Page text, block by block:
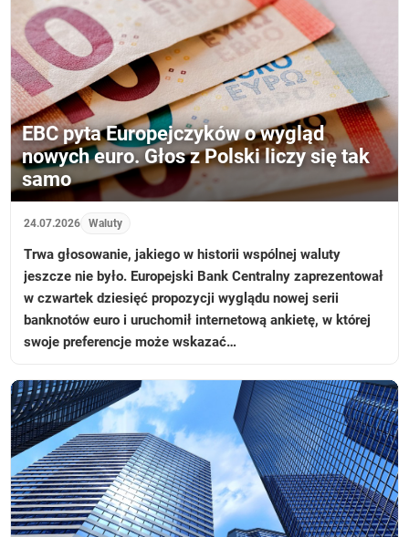
EBC pyta Europejczyków o wygląd
nowych euro. Głos z Polski liczy się tak
samo
24.07.2026 Waluty
Trwa głosowanie, jakiego w historii wspólnej waluty
jeszcze nie było. Europejski Bank Centralny zaprezentował
w czwartek dziesięć propozycji wyglądu nowej serii
banknotów euro i uruchomił internetową ankietę, w której
swoje preferencje może wskazać…